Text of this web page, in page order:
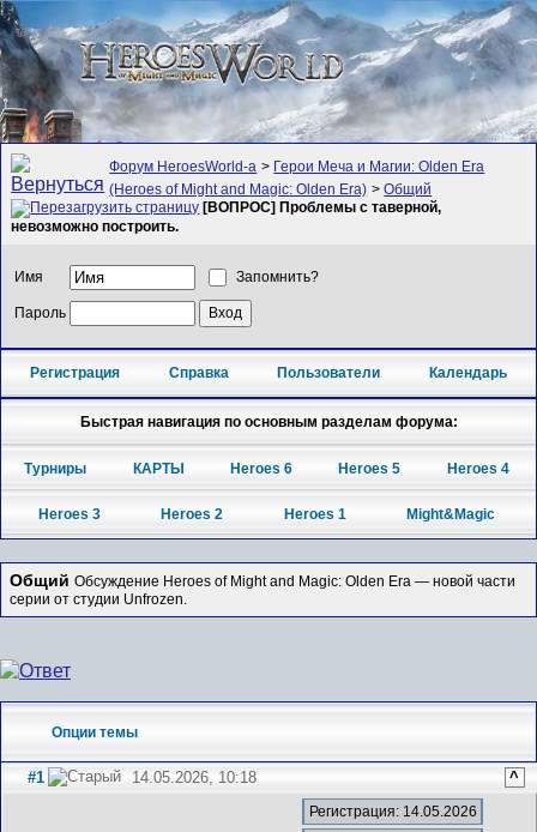
Форум HeroesWorld-а > Герои Меча и Магии: Olden Era
(Heroes of Might and Magic: Olden Era) >Общий
[ВОПРОС] Проблемы с таверной,
невозможно построить.
Имя Запомнить?
Пароль
Регистрация Справка Пользователи Календарь
Быстрая навигация по основным разделам форума:
Турниры КАРТЫ Heroes 6 Heroes 5 Heroes 4
Heroes 3 Heroes 2 Heroes 1 Might&Magic
Общий Обсуждение Heroes of Might and Magic: Olden Era — новой части
серии от студии Unfrozen.
Опции темы
#1 14.05.2026, 10:18 ^
Регистрация: 14.05.2026